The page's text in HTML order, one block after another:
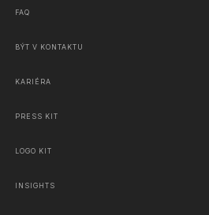
FAQ
BÝT V KONTAKTU
KARIÉRA
PRESS KIT
LOGO KIT
INSIGHTS